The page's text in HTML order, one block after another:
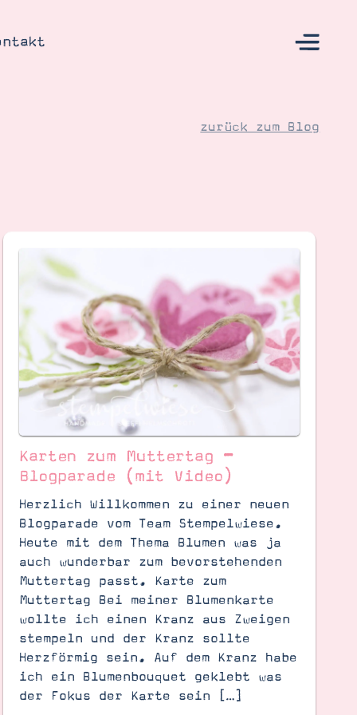
zurück zum Blog
Karten zum Muttertag –
Blogparade (mit Video)
Herzlich Willkommen zu einer neuen
Blogparade vom Team Stempelwiese.
Heute mit dem Thema Blumen was ja
auch wunderbar zum bevorstehenden
Muttertag passt. Karte zum
Muttertag Bei meiner Blumenkarte
wollte ich einen Kranz aus Zweigen
stempeln und der Kranz sollte
Herzförmig sein. Auf dem Kranz habe
ich ein Blumenbouquet geklebt was
der Fokus der Karte sein […]